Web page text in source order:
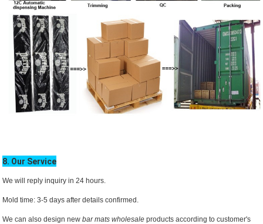
8. Our Service
We will reply inquiry in 24 hours.
Mold time: 3-5 days after details confirmed.
We can also design newbar mats wholesale products according to customer's